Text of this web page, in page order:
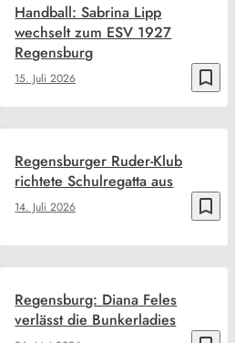
bookmark_border
15. Juli 2026
Handball: Sabrina Lipp
wechselt zum ESV 1927
Regensburg
bookmark_border
14. Juli 2026
Regensburger Ruder-Klub
richtete Schulregatta aus
Regensburg: Diana Feles
verlässt die Bunkerladies